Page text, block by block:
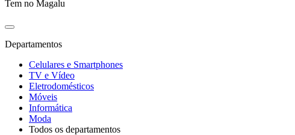
Tem no Magalu
Departamentos
Celulares e Smartphones
TV e Vídeo
Eletrodomésticos
Móveis
Informática
Moda
Todos os departamentos